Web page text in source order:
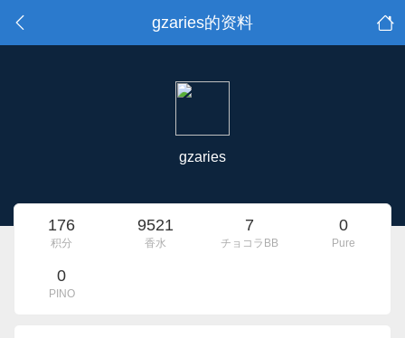
gzaries的资料
gzaries
176
积分
9521
香水
7
チョコラBB
0
Pure
0
PINO